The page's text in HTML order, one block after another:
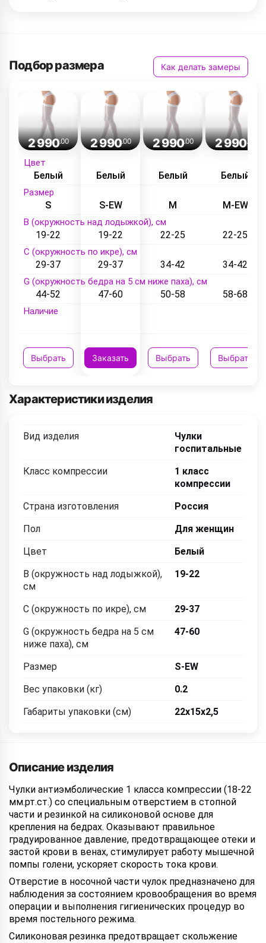
Подбор размера Как делать замеры
Цвет
Размер
B (окружность над лодыжкой), см
C (окружность по икре), см
G (окружность бедра на 5 см ниже паха), см
Наличие
2 990.00
Белый
S
19-22
29-37
44-52
Выбрать
2 990.00
Белый
S-EW
19-22
29-37
47-60
Заказать
2 990.00
Белый
M
22-25
34-42
50-58
Выбрать
2 990.00
Белый
M-EW
22-25
34-42
58-68
Выбрать
Характеристики изделия
Вид изделия
Чулки
госпитальные
Класс компрессии
1 класс
компрессии
Страна изготовления
Россия
Пол
Для женщин
Цвет
Белый
B (окружность над лодыжкой),
см
19-22
C (окружность по икре), см
29-37
G (окружность бедра на 5 см
ниже паха), см
47-60
Размер
S-EW
Вес упаковки (кг)
0.2
Габариты упаковки (см)
22x15x2,5
Описание изделия
Чулки антиэмболические 1 класса компрессии (18-22
мм.рт.ст.) со специальным отверстием в стопной
части и резинкой на силиконовой основе для
крепления на бедрах. Оказывают правильное
градуированное давление, предотвращающее отеки и
застой крови в венах, стимулирует работу мышечной
помпы голени, ускоряет скорость тока крови.
Отверстие в носочной части чулок предназначено для
наблюдения за состоянием кровообращения во время
операции и выполнения гигиенических процедур во
время постельного режима.
Силиконовая резинка предотвращает скольжение